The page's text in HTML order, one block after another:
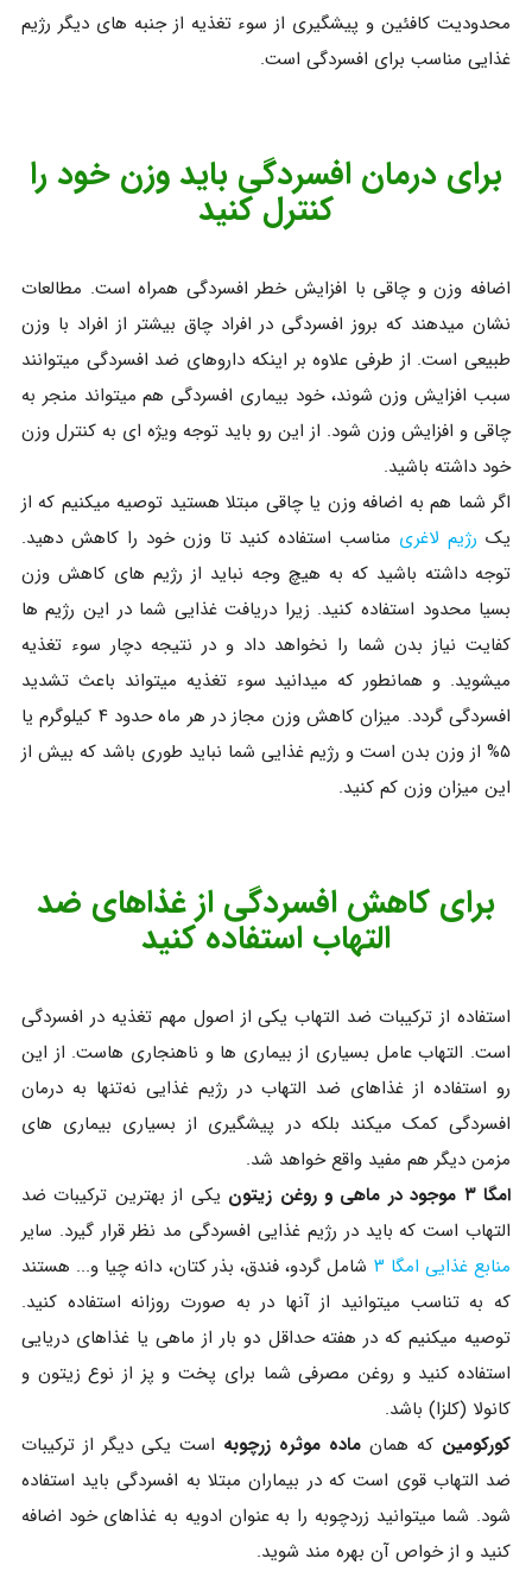
محدودیت کافئین و پیشگیری از سوء تغذیه از جنبه های دیگر رژیم
غذایی مناسب برای افسردگی است.
برای درمان افسردگی باید وزن خود را
کنترل کنید
اضافه وزن و چاقی با افزایش خطر افسردگی همراه است. مطالعات
نشان میدهند که بروز افسردگی در افراد چاق بیشتر از افراد با وزن
طبیعی است. از طرفی علاوه بر اینکه داروهای ضد افسردگی میتوانند
سبب افزایش وزن شوند، خود بیماری افسردگی هم میتواند منجر به
چاقی و افزایش وزن شود. از این رو باید توجه ویژه ای به کنترل وزن
خود داشته باشید.
اگر شما هم به اضافه وزن یا چاقی مبتلا هستید توصیه میکنیم که از
یک رژیم لاغری مناسب استفاده کنید تا وزن خود را کاهش دهید.
توجه داشته باشید که به هیچ وجه نباید از رژیم های کاهش وزن
بسیا محدود استفاده کنید. زیرا دریافت غذایی شما در این رژیم ها
کفایت نیاز بدن شما را نخواهد داد و در نتیجه دچار سوء تغذیه
میشوید. و همانطور که میدانید سوء تغذیه میتواند باعث تشدید
افسردگی گردد. میزان کاهش وزن مجاز در هر ماه حدود ۴ کیلوگرم یا
۵% از وزن بدن است و رژیم غذایی شما نباید طوری باشد که بیش از
این میزان وزن کم کنید.
برای کاهش افسردگی از غذاهای ضد
التهاب استفاده کنید
استفاده از ترکیبات ضد التهاب یکی از اصول مهم تغذیه در افسردگی
است. التهاب عامل بسیاری از بیماری ها و ناهنجاری هاست. از این
رو استفاده از غذاهای ضد التهاب در رژیم غذایی نه‌تنها به درمان
افسردگی کمک میکند بلکه در پیشگیری از بسیاری بیماری های
مزمن دیگر هم مفید واقع خواهد شد.
امگا ۳ موجود در ماهی و روغن زیتون
یکی از بهترین ترکیبات ضد
التهاب است که باید در رژیم غذایی افسردگی مد نظر قرار گیرد. سایر
منابع غذایی امگا ۳
شامل گردو، فندق، بذر کتان، دانه چیا و... هستند
که به تناسب میتوانید از آنها در به صورت روزانه استفاده کنید.
توصیه میکنیم که در هفته حداقل دو بار از ماهی یا غذاهای دریایی
استفاده کنید و روغن مصرفی شما برای پخت و پز از نوع زیتون و
کانولا (کلزا) باشد.
کورکومین که همان ماده موثره زرچوبه است یکی دیگر از ترکیبات
ضد التهاب قوی است که در بیماران مبتلا به افسردگی باید استفاده
شود. شما میتوانید زردچوبه را به عنوان ادویه به غذاهای خود اضافه
کنید و از خواص آن بهره مند شوید.